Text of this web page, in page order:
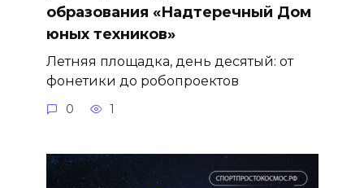
образования «Надтеречный Дом
юных техников»
Летняя площадка, день десятый: от
фонетики до робопроектов
0 1